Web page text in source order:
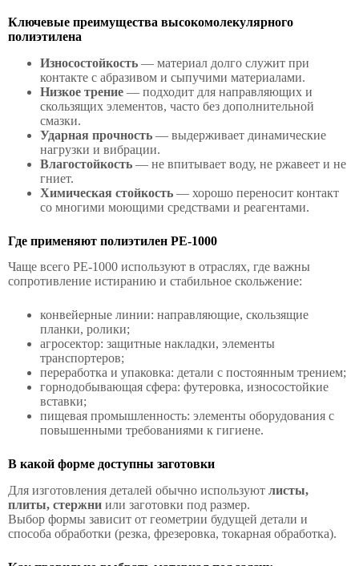
Ключевые преимущества высокомолекулярного
полиэтилена
Износостойкость — материал долго служит при
контакте с абразивом и сыпучими материалами.
Низкое трение — подходит для направляющих и
скользящих элементов, часто без дополнительной
смазки.
Ударная прочность — выдерживает динамические
нагрузки и вибрации.
Влагостойкость — не впитывает воду, не ржавеет и не
гниет.
Химическая стойкость — хорошо переносит контакт
со многими моющими средствами и реагентами.
Где применяют полиэтилен PE-1000
Чаще всего PE-1000 используют в отраслях, где важны
сопротивление истиранию и стабильное скольжение:
конвейерные линии: направляющие, скользящие
планки, ролики;
агросектор: защитные накладки, элементы
транспортеров;
переработка и упаковка: детали с постоянным трением;
горнодобывающая сфера: футеровка, износостойкие
вставки;
пищевая промышленность: элементы оборудования с
повышенными требованиями к гигиене.
В какой форме доступны заготовки
Для изготовления деталей обычно используют листы,
плиты, стержни или заготовки под размер.
Выбор формы зависит от геометрии будущей детали и
способа обработки (резка, фрезеровка, токарная обработка).